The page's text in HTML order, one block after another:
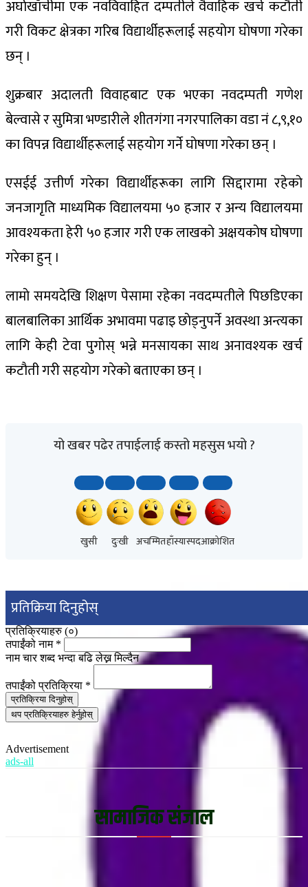
अर्घाखाँचीमा एक नवविवाहित दम्पतीले वैवाहिक खर्च कटाैती
गरी विकट क्षेत्रका गरिब विद्यार्थीहरूलाई सहयाेग घाेषणा गरेका
छन् ।
शुक्रबार अदालती विवाहबाट एक भएका नवदम्पती गणेश
बेल्वासे र सुमित्रा भण्डारीले शीतगंगा नगरपालिका वडा नं ८,९,१०
का विपन्न विद्यार्थीहरूलाई सहयाेग गर्ने घाेषणा गरेका छन् ।
एसईई उत्तीर्ण गरेका विद्यार्थीहरूका लागि सिद्दारामा रहेकाे
जनजागृति माध्यमिक विद्यालयमा ५० हजार र अन्य विद्यालयमा
आवश्यकता हेरी ५० हजार गरी एक लाखकाे अक्षयकाेष घाेषणा
गरेका हुन् ।
लामाे समयदेखि शिक्षण पेसामा रहेका नवदम्पतीले पिछडिएका
बालबालिका आर्थिक अभावमा पढाइ छाेड्नुपर्ने अवस्था अन्त्यका
लागि केही टेवा पुगाेस् भन्ने मनसायका साथ अनावश्यक खर्च
कटाैती गरी सहयाेग गरेकाे बताएका छन् ।
यो खबर पढेर तपाईलाई कस्तो महसुस भयो ?
खुसी दुःखी अचम्मितहाँस्यास्पदआक्रोशित
प्रतिक्रिया दिनुहोस्
प्रतिक्रियाहरु (०)
तपाईंको नाम *
नाम चार शब्द भन्दा बढि लेख्न मिल्दैन
तपाईंको प्रतिक्रिया *
प्रतिक्रिया दिनुहोस्
थप प्रतिक्रियाहरु हेर्नुहोस्
Advertisement
ads-all
सामाजिक संजाल